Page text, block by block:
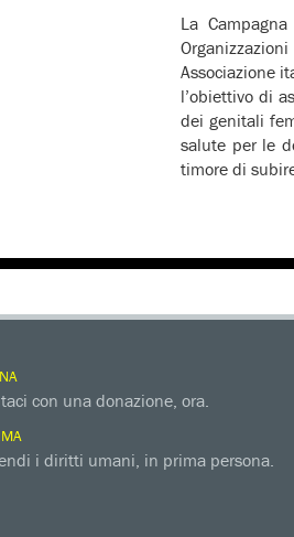
La
Associazione
l’obiettivo di
dei genitali
salute per le
timore di
con una donazione, ora.
i diritti umani, in prima persona.